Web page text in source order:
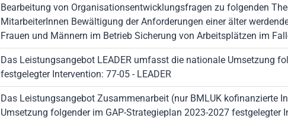
Bearbeitung von Organisationsentwicklungsfragen zu folgenden
MitarbeiterInnen Bewältigung der Anforderungen einer älter
Frauen und Männern im Betrieb Sicherung von Arbeitsplätzen im
Das Leistungsangebot LEADER umfasst die nationale Umsetzung
festgelegter Intervention: 77-05 - LEADER
Das Leistungsangebot Zusammenarbeit (nur BMLUK kofinanzierte
Umsetzung folgender im GAP-Strategieplan 2023-2027 festgelegter